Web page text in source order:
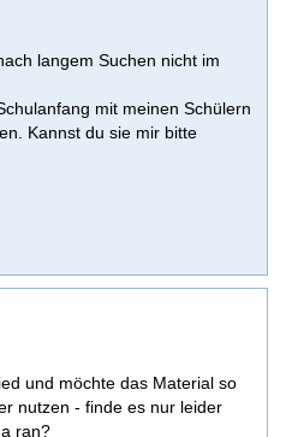
langem Suchen nicht im
mit meinen Schülern
Kannst du sie mir bitte
und möchte das Material so
nutzen - finde es nur leider
ran?